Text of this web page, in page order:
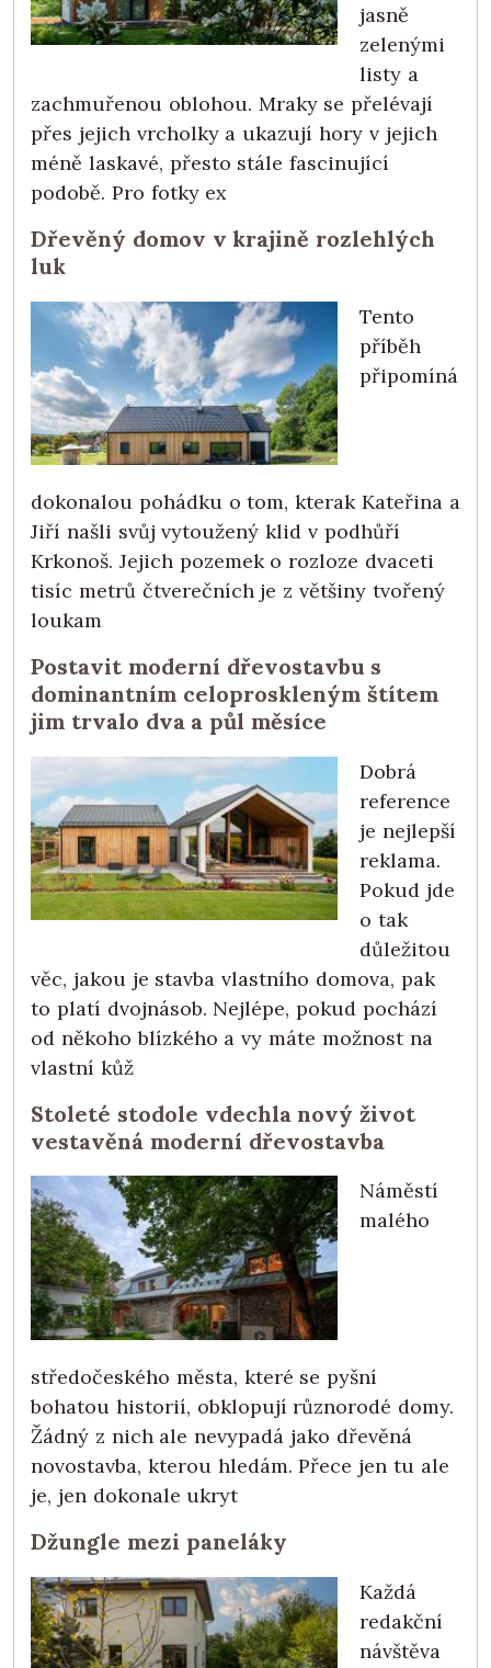
jasně
zelenými
listy a
zachmuřenou oblohou. Mraky se přelévají
přes jejich vrcholky a ukazují hory v jejich
méně laskavé, přesto stále fascinující
podobě. Pro fotky ex
Dřevěný domov v krajině rozlehlých
luk
Tento
příběh
připomíná
dokonalou pohádku o tom, kterak Kateřina a
Jiří našli svůj vytoužený klid v podhůří
Krkonoš. Jejich pozemek o rozloze dvaceti
tisíc metrů čtverečních je z většiny tvořený
loukam
Postavit moderní dřevostavbu s
dominantním celoproskleným štítem
jim trvalo dva a půl měsíce
Dobrá
reference
je nejlepší
reklama.
Pokud jde
o tak
důležitou
věc, jakou je stavba vlastního domova, pak
to platí dvojnásob. Nejlépe, pokud pochází
od někoho blízkého a vy máte možnost na
vlastní kůž
Stoleté stodole vdechla nový život
vestavěná moderní dřevostavba
Náměstí
malého
středočeského města, které se pyšní
bohatou historií, obklopují různorodé domy.
Žádný z nich ale nevypadá jako dřevěná
novostavba, kterou hledám. Přece jen tu ale
je, jen dokonale ukryt
Džungle mezi paneláky
Každá
redakční
návštěva